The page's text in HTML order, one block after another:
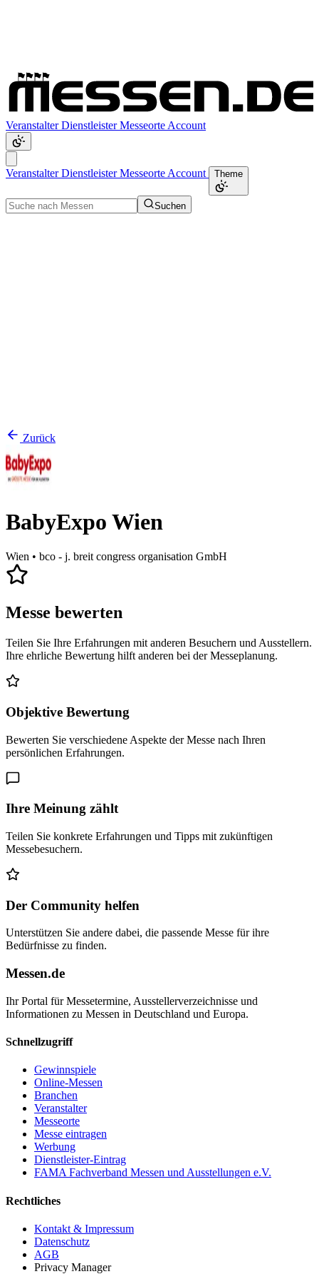
VeranstalterDienstleisterMesseorte Account
VeranstalterDienstleisterMesseorte Account Theme
Suchen
Zurück
BabyExpo Wien
Wien • bco - j. breit congress organisation GmbH
Messe bewerten
Teilen Sie Ihre Erfahrungen mit anderen Besuchern und Ausstellern.
Ihre ehrliche Bewertung hilft anderen bei der Messeplanung.
Objektive Bewertung
Bewerten Sie verschiedene Aspekte der Messe nach Ihren
persönlichen Erfahrungen.
Ihre Meinung zählt
Teilen Sie konkrete Erfahrungen und Tipps mit zukünftigen
Messebesuchern.
Der Community helfen
Unterstützen Sie andere dabei, die passende Messe für ihre
Bedürfnisse zu finden.
Messen.de
Ihr Portal für Messetermine, Ausstellerverzeichnisse und
Informationen zu Messen in Deutschland und Europa.
Schnellzugriff
Gewinnspiele
Online-Messen
Branchen
Veranstalter
Messeorte
Messe eintragen
Werbung
Dienstleister-Eintrag
FAMA Fachverband Messen und Ausstellungen e.V.
Rechtliches
Kontakt & Impressum
Datenschutz
AGB
Privacy Manager